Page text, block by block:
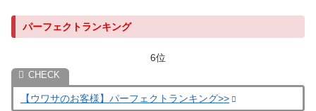
パーフェクトランキング
6位
【ウワサのお客様】パーフェクトランキング>>